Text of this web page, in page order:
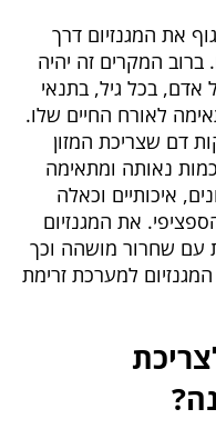
את המגנזיום דרך
ברוב המקרים זה יהיה
אדם, בכל גיל, בתנאי
לאורח החיים שלו.
דם שצריכת המזון
נאותה ומתאימה
איכותיים וכאלה
את המגנזיום
עם שחרור מושהה וכך
למערכת זרימת